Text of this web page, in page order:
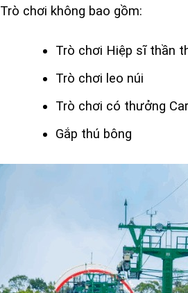
Trò chơi không bao gồm:
Trò chơi Hiệp sĩ thần
Trò chơi leo núi
Trò chơi có thưởng
Gắp thú bông